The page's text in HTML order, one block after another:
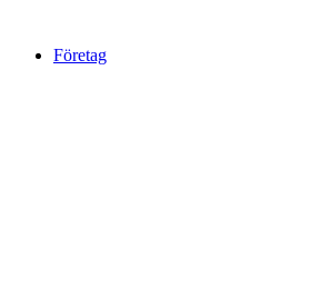
Företag